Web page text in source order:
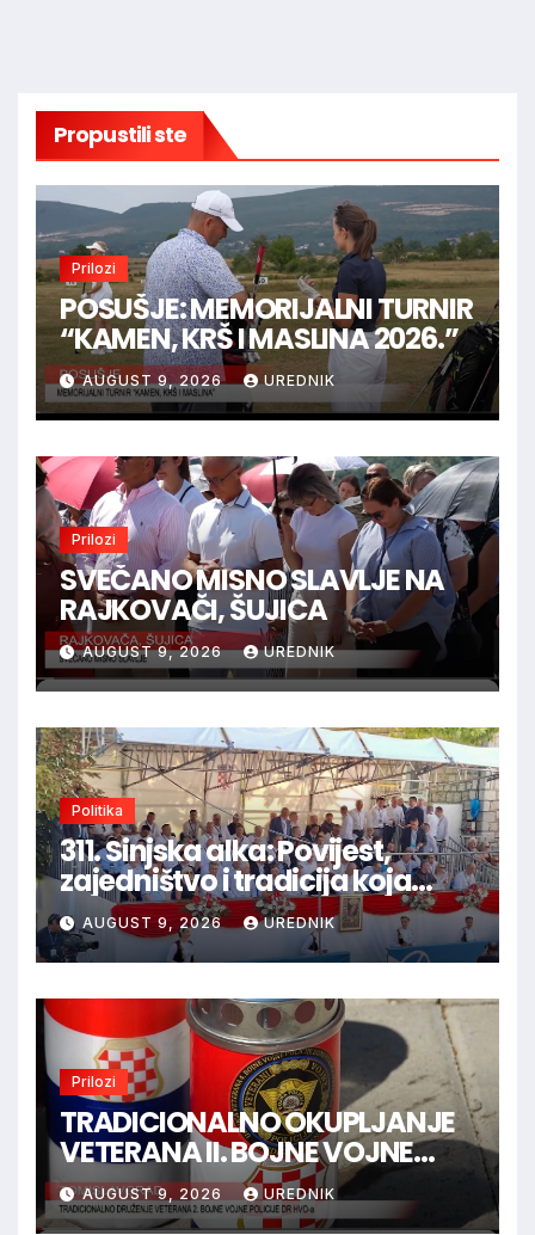
Propustili ste
Prilozi
POSUŠJE: MEMORIJALNI TURNIR
“KAMEN, KRŠ I MASLINA 2026.”
AUGUST 9, 2026 UREDNIK
Prilozi
SVEČANO MISNO SLAVLJE NA
RAJKOVAČI, ŠUJICA
AUGUST 9, 2026 UREDNIK
Politika
311. Sinjska alka: Povijest,
zajedništvo i tradicija koja
spaja hrvatski narod
AUGUST 9, 2026 UREDNIK
Prilozi
TRADICIONALNO OKUPLJANJE
VETERANA II. BOJNE VOJNE
POLICIJE HVO-a -
TOMISLAVGRAD
AUGUST 9, 2026 UREDNIK